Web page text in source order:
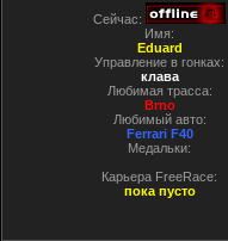
Сейчас:
Имя:
Eduard
Управление в гонках:
клава
Любимая трасса:
Brno
Любимый авто:
Ferrari F40
Медальки:
Карьера FreeRace:
пока пусто